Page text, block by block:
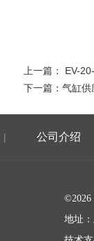
上一篇： EV-
下一篇： 气缸供
| 公司介绍
地址